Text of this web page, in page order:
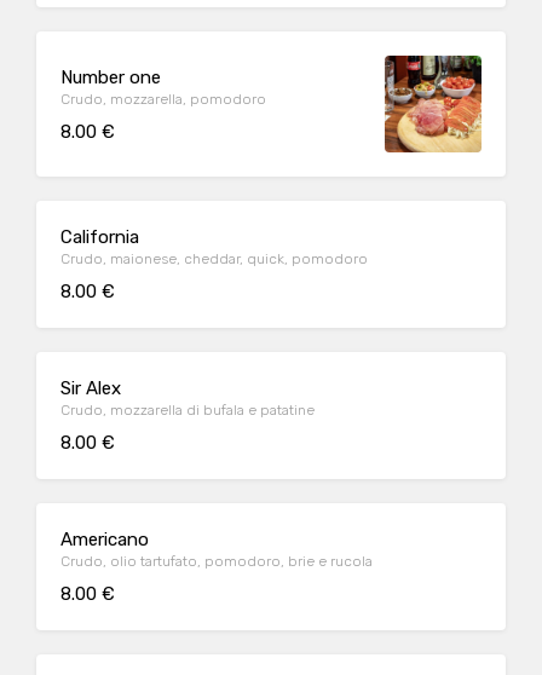
Number one
Crudo, mozzarella, pomodoro
8.00 €
California
Crudo, maionese, cheddar, quick, pomodoro
8.00 €
Sir Alex
Crudo, mozzarella di bufala e patatine
8.00 €
Americano
Crudo, olio tartufato, pomodoro, brie e rucola
8.00 €